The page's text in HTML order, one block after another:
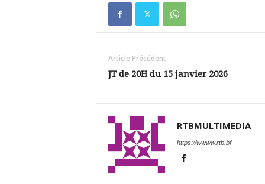
Article Précédent
JT de 20H du 15 janvier 2026
RTBMULTIMEDIA
https://wwww.rtb.bf